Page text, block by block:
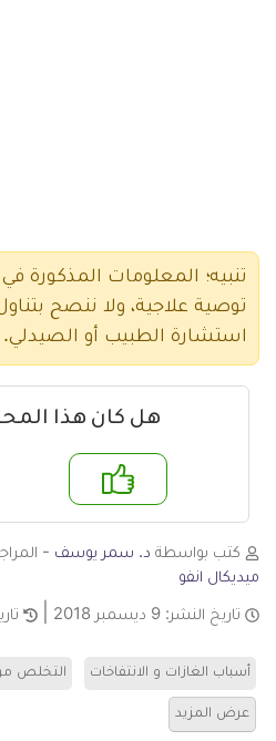
تنبيه؛ المعلومات المذكورة في
توصية علاجية، ولا ننصح
استشارة الطبيب أو الصيدلي.
هل كان هذا
لا
كتب بواسطة د. سمر يوسف -
ميديكال انفو
تاريخ النشر: 9 ديسمبر 2018
أسباب الغازات و الانتفاخات التخلص
عرض المزيد